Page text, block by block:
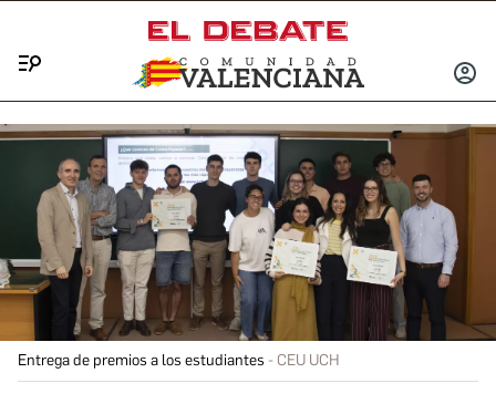
INICIAR
Entrega de premios a los estudiantes CEU UCH